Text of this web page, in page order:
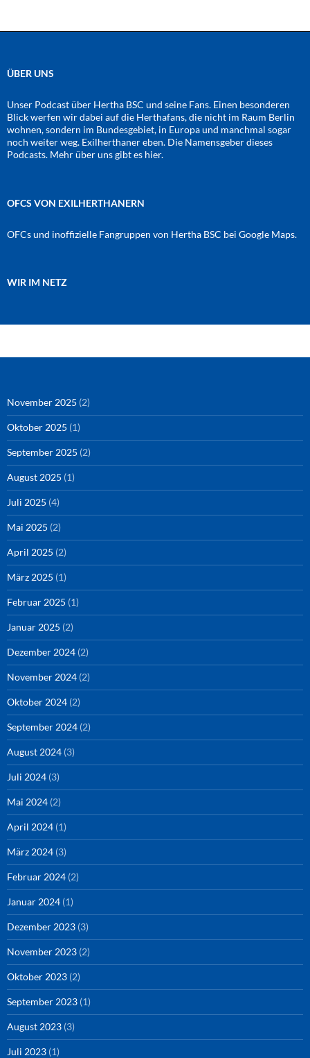
ÜBER UNS
Unser Podcast über Hertha BSC und seine Fans. Einen besonderen
Blick werfen wir dabei auf die Herthafans, die nicht im Raum Berlin
wohnen, sondern im Bundesgebiet, in Europa und manchmal sogar
noch weiter weg. Exilherthaner eben. Die Namensgeber dieses
Podcasts. Mehr über uns gibt es hier.
OFCS VON EXILHERTHANERN
OFCs und inoffizielle Fangruppen von Hertha BSC bei Google Maps.
WIR IM NETZ
November 2025 (2)
Oktober 2025 (1)
September 2025 (2)
August 2025 (1)
Juli 2025 (4)
Mai 2025 (2)
April 2025 (2)
März 2025 (1)
Februar 2025 (1)
Januar 2025 (2)
Dezember 2024 (2)
November 2024 (2)
Oktober 2024 (2)
September 2024 (2)
August 2024 (3)
Juli 2024 (3)
Mai 2024 (2)
April 2024 (1)
März 2024 (3)
Februar 2024 (2)
Januar 2024 (1)
Dezember 2023 (3)
November 2023 (2)
Oktober 2023 (2)
September 2023 (1)
August 2023 (3)
Juli 2023 (1)